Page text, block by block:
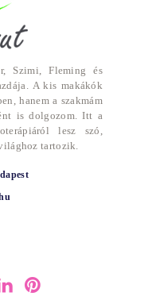
Szimi, Fleming és
A kis makákók
hanem a szakmám
is dolgozom. Itt a
lesz szó,
tartozik.